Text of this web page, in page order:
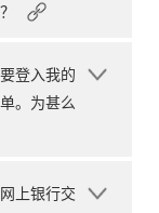
登入我的
。为甚么
上银行交